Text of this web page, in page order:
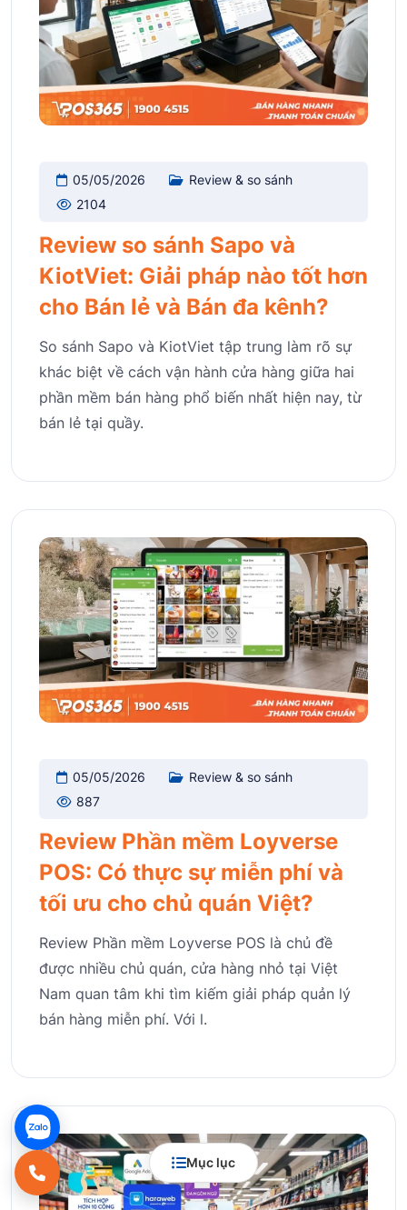
Mục lục
05/05/2026
Review & so sánh
2104
Review so sánh Sapo và
KiotViet: Giải pháp nào tốt hơn
cho Bán lẻ và Bán đa kênh?
So sánh Sapo và KiotViet tập trung làm rõ sự
khác biệt về cách vận hành cửa hàng giữa hai
phần mềm bán hàng phổ biến nhất hiện nay, từ
bán lẻ tại quầy.
05/05/2026
Review & so sánh
887
Review Phần mềm Loyverse
POS: Có thực sự miễn phí và
tối ưu cho chủ quán Việt?
Review Phần mềm Loyverse POS là chủ đề
được nhiều chủ quán, cửa hàng nhỏ tại Việt
Nam quan tâm khi tìm kiếm giải pháp quản lý
bán hàng miễn phí. Với l.